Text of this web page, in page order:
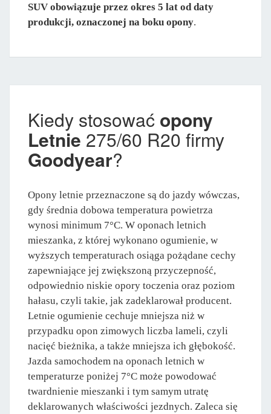
SUV obowiązuje przez okres 5 lat od daty
produkcji, oznaczonej na boku opony.
Kiedy stosować opony
Letnie 275/60 R20 firmy
Goodyear?
Opony letnie przeznaczone są do jazdy wówczas,
gdy średnia dobowa temperatura powietrza
wynosi minimum 7°C. W oponach letnich
mieszanka, z której wykonano ogumienie, w
wyższych temperaturach osiąga pożądane cechy
zapewniające jej zwiększoną przyczepność,
odpowiednio niskie opory toczenia oraz poziom
hałasu, czyli takie, jak zadeklarował producent.
Letnie ogumienie cechuje mniejsza niż w
przypadku opon zimowych liczba lameli, czyli
nacięć bieżnika, a także mniejsza ich głębokość.
Jazda samochodem na oponach letnich w
temperaturze poniżej 7°C może powodować
twardnienie mieszanki i tym samym utratę
deklarowanych właściwości jezdnych. Zaleca się